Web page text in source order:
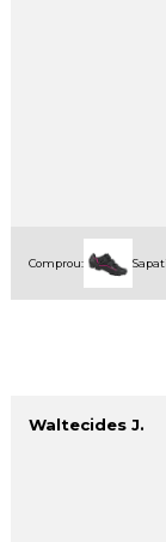
Comprou:
Waltecides J.